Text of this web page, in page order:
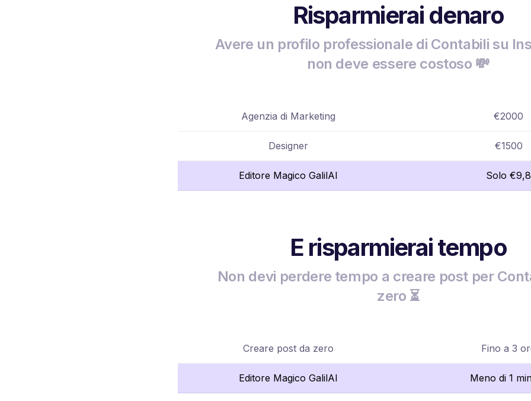
Risparmierai denaro
Avere un profilo professionale di Contabili su
non deve essere costoso 💸
Agenzia di Marketing €2000
Designer €1500
Editore Magico GalilAI Solo €9,8
E risparmierai tempo
Non devi perdere tempo a creare post per
zero ⏳
Creare post da zero Fino a 3
Editore Magico GalilAI Meno di 1